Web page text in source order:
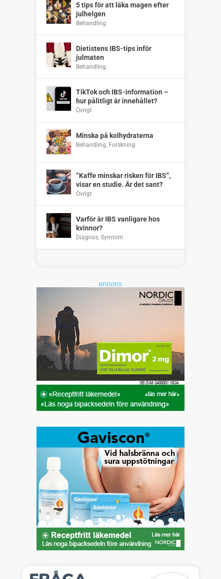
5 tips för att läka magen efter
julhelgen
Behandling
Dietistens IBS-tips inför
julmaten
Behandling
TikTok och IBS-information –
hur pålitligt är innehållet?
Övrigt
Minska på kolhydraterna
Behandling Forskning
”Kaffe minskar risken för IBS”,
visar en studie. Är det sant?
Övrigt
Varför är IBS vanligare hos
kvinnor?
Diagnos, Symtom
annons